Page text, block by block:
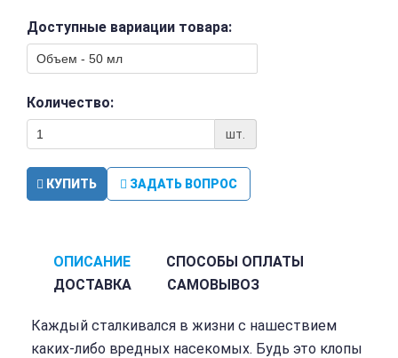
Доступные вариации товара:
Количество:
шт.
КУПИТЬ ЗАДАТЬ ВОПРОС
ОПИСАНИЕ
СПОСОБЫ ОПЛАТЫ
ДОСТАВКА
САМОВЫВОЗ
Каждый сталкивался в жизни с нашествием
каких-либо вредных насекомых. Будь это клопы